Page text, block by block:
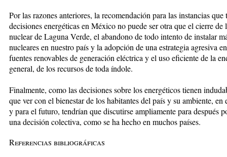
Por las razones anteriores, la recomendación para las instancias que
decisiones energéticas en México no puede ser otra que el cierre de
nuclear de Laguna Verde, el abandono de todo intento de instalar
nucleares en nuestro país y la adopción de una estrategia agresiva
fuentes renovables de generación eléctrica y el uso eficiente de la
general, de los recursos de toda índole.
Finalmente, como las decisiones sobre los energéticos tienen
que ver con el bienestar de los habitantes del país y su ambiente, en
y para el futuro, tendrían que discutirse ampliamente para después
una decisión colectiva, como se ha hecho en muchos países.
Referencias bibliográficas